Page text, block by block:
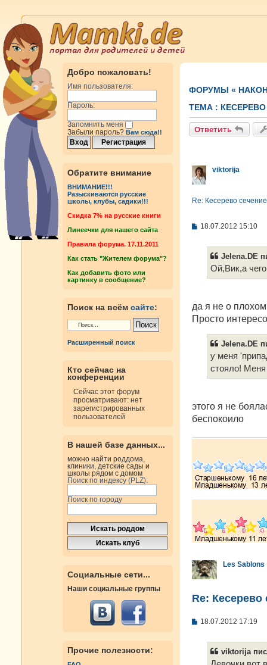
Добро пожаловать!
Имя пользователя:
Пароль:
Запомнить меня
Забыли пароль? Вам сюда!!
Обратите внимание
ВНИМАНИЕ!!!
Разыскиваются русские
школы, клубы, садики!!!
Cкидка 7% на русские книги
Линеечки для нашего сайта
Правила форума. 17.11.2011
Как стать "Жителем форума"?
Как добавить фото или
картинку в сообщение?
Поиск на всём сайте:
Расширенный поиск
Кто сейчас на
конференции
Сейчас этот форум
просматривают: нет
зарегистрированных
пользователей
В нашей базе данных...
можно найти роддома,
клиники, детские сады и
школы рядом с домом
Поиск по индексу (PLZ):
Поиск по городу
Социальные сети...
Наши социальные группы
Прочие полезности:
ФОРУМЫ «
ТЕМА :
Ответить
viktorija
Re: Кесерево
С18.07.2012 15:10
Jelena.DE
Ой,Вик,а
да я не о
Просто
Jelena.DE
у меня
стояло! Меня
этого я не
беспокоило
Les Sablons
Re: Кесерево
С18.07.2012 17:19
viktorija